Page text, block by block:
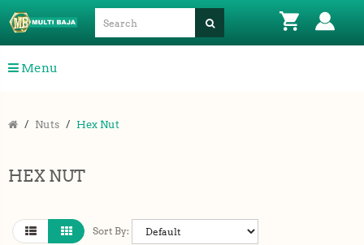
Menu
Nuts Hex Nut
HEX NUT
Sort By: